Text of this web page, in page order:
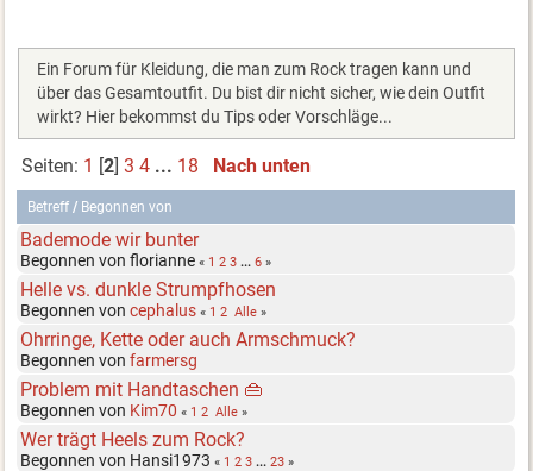
Ein Forum für Kleidung, die man zum Rock tragen kann und
über das Gesamtoutfit. Du bist dir nicht sicher, wie dein Outfit
wirkt? Hier bekommst du Tips oder Vorschläge...
Seiten: 1 [2] 3 4 ... 18 Nach unten
Betreff/ Begonnen von
Bademode wir bunter
Begonnen von florianne« 1 2 3 ...6 »
Helle vs. dunkle Strumpfhosen
Begonnen voncephalus « 1 2 Alle »
Ohrringe, Kette oder auch Armschmuck?
Begonnen vonfarmersg
Problem mit Handtaschen 👜
Begonnen von Kim70 « 1 2 Alle »
Wer trägt Heels zum Rock?
Begonnen von Hansi1973« 1 2 3 ...23 »